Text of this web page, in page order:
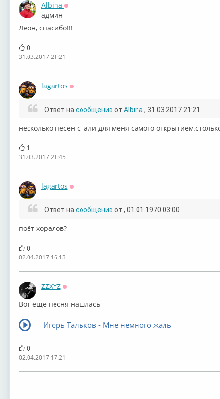
Albina
Оффлайн
админ
Леон, спасибо!!!
0
31.03.2017 21:21
lagartos
Ответ на сообщение от Albina , 31.03.2017 21:21
несколько песен стали для меня самого
1
31.03.2017 21:45
lagartos
Ответ на сообщение от , 01.01.1970 03:00
поёт хоралов?
0
02.04.2017 16:13
ZZXYZ
Вот ещё песня нашлась
Игорь Тальков - Мне немного жаль
0
02.04.2017 17:21